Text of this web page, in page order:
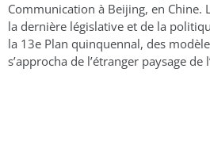
Communication à Beijing, en Chine.
la dernière législative et de la
la 13e Plan quinquennal, des
s’approcha de l’étranger paysage de